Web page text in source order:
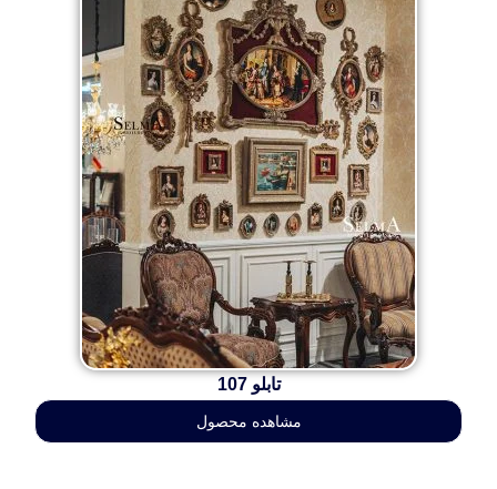
تابلو 107
مشاهده محصول